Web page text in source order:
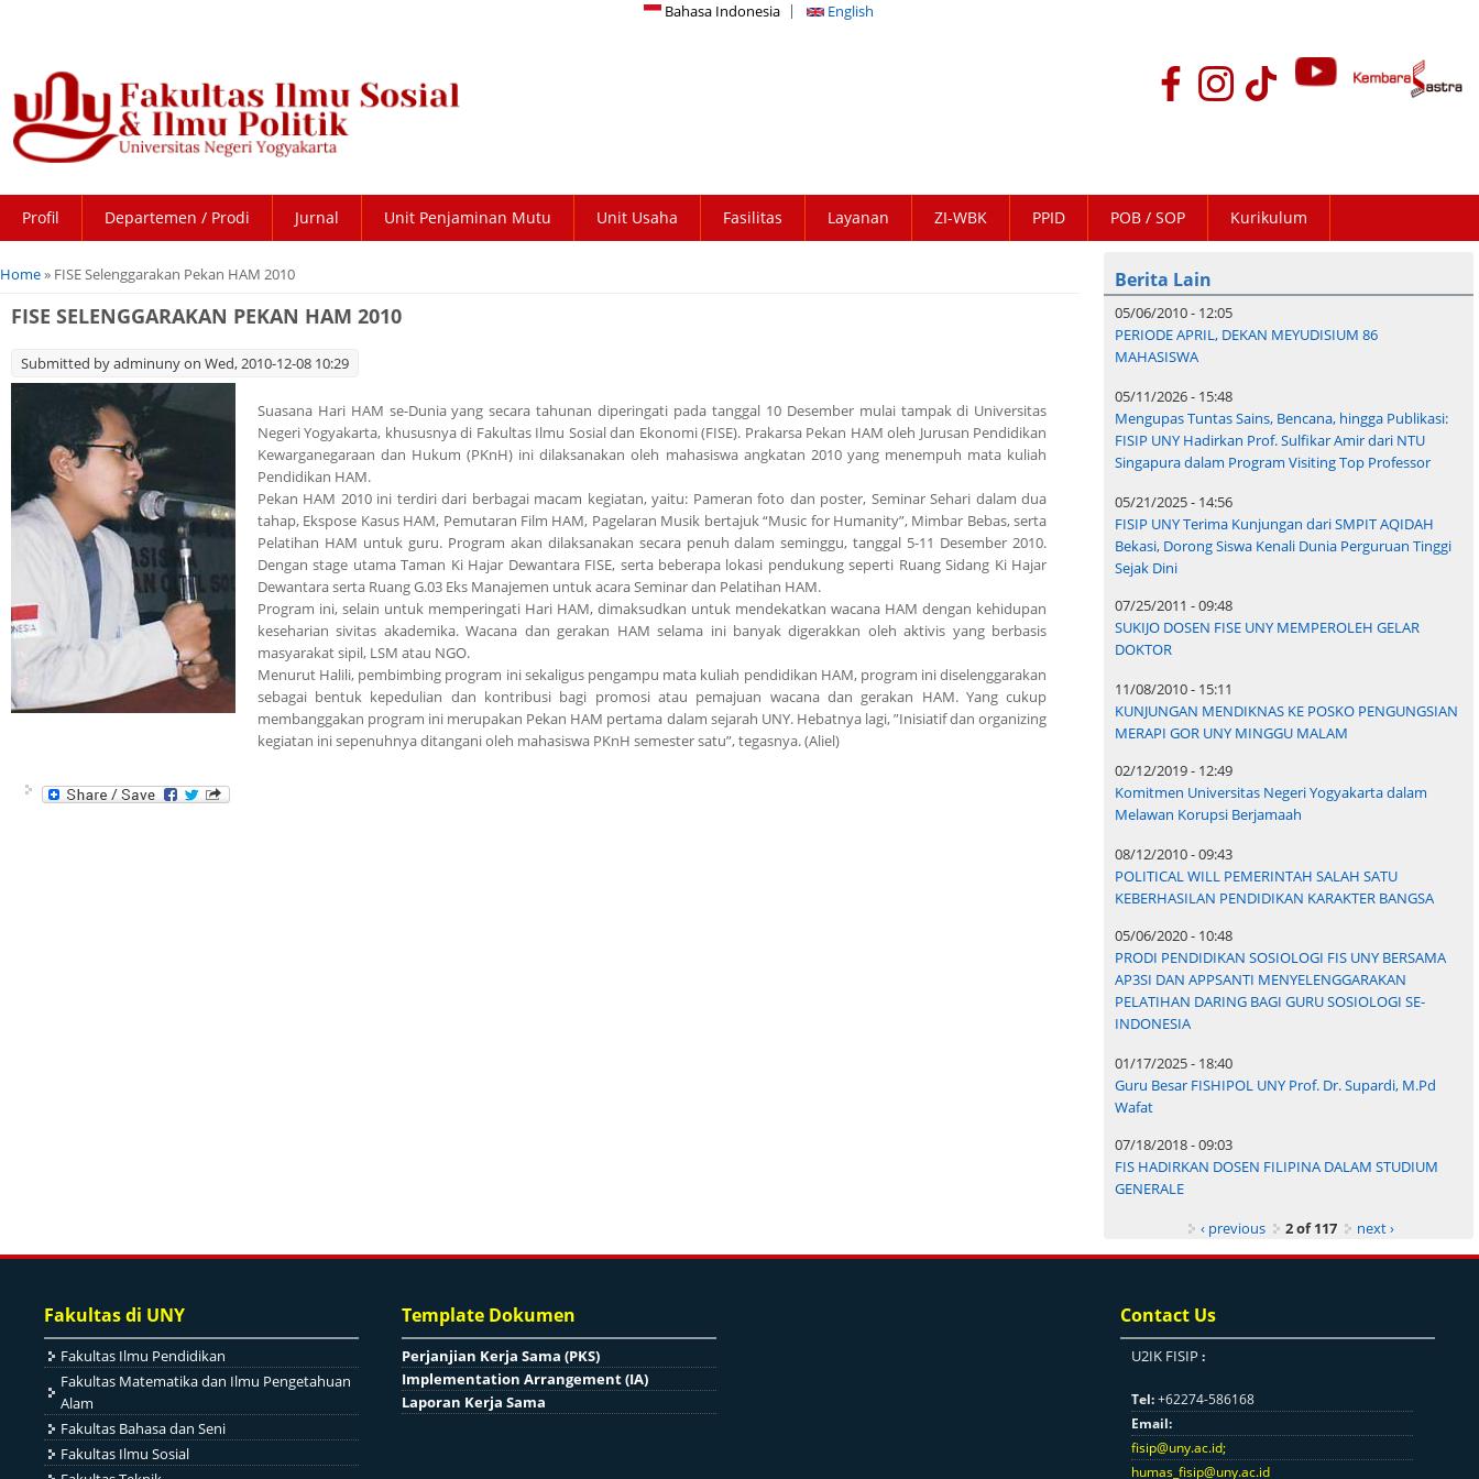
Bahasa Indonesia English
Profil Departemen / Prodi Jurnal Unit Penjaminan Mutu Unit Usaha Fasilitas Layanan ZI-WBK PPID POB / SOP Kurikulum
You are here
Home» FISE Selenggarakan Pekan HAM 2010
FISE SELENGGARAKAN PEKAN HAM 2010
Submitted byadminunyon Wed, 2010-12-08 10:29
Suasana Hari HAM se-Dunia yang secara tahunan diperingati pada tanggal 10 Desember mulai tampak di Universitas
Negeri Yogyakarta, khususnya di Fakultas Ilmu Sosial dan Ekonomi (FISE). Prakarsa Pekan HAM oleh Jurusan Pendidikan
Kewarganegaraan dan Hukum (PKnH) ini dilaksanakan oleh mahasiswa angkatan 2010 yang menempuh mata kuliah
Pendidikan HAM.
Pekan HAM 2010 ini terdiri dari berbagai macam kegiatan, yaitu: Pameran foto dan poster, Seminar Sehari dalam dua
tahap, Ekspose Kasus HAM, Pemutaran Film HAM, Pagelaran Musik bertajuk “Music for Humanity”, Mimbar Bebas, serta
Pelatihan HAM untuk guru. Program akan dilaksanakan secara penuh dalam seminggu, tanggal 5-11 Desember 2010.
Dengan stage utama Taman Ki Hajar Dewantara FISE, serta beberapa lokasi pendukung seperti Ruang Sidang Ki Hajar
Dewantara serta Ruang G.03 Eks Manajemen untuk acara Seminar dan Pelatihan HAM.
Program ini, selain untuk memperingati Hari HAM, dimaksudkan untuk mendekatkan wacana HAM dengan kehidupan
keseharian sivitas akademika. Wacana dan gerakan HAM selama ini banyak digerakkan oleh aktivis yang berbasis
masyarakat sipil, LSM atau NGO.
Menurut Halili, pembimbing program ini sekaligus pengampu mata kuliah pendidikan HAM, program ini diselenggarakan
sebagai bentuk kepedulian dan kontribusi bagi promosi atau pemajuan wacana dan gerakan HAM. Yang cukup
membanggakan program ini merupakan Pekan HAM pertama dalam sejarah UNY. Hebatnya lagi, ”Inisiatif dan organizing
kegiatan ini sepenuhnya ditangani oleh mahasiswa PKnH semester satu”, tegasnya. (Aliel)
Berita Lain
05/06/2010 - 12:05
PERIODE APRIL, DEKAN MEYUDISIUM 86
MAHASISWA
05/11/2026 - 15:48
Mengupas Tuntas Sains, Bencana, hingga Publikasi:
FISIP UNY Hadirkan Prof. Sulfikar Amir dari NTU
Singapura dalam Program Visiting Top Professor
05/21/2025 - 14:56
FISIP UNY Terima Kunjungan dari SMPIT AQIDAH
Bekasi, Dorong Siswa Kenali Dunia Perguruan Tinggi
Sejak Dini
07/25/2011 - 09:48
SUKIJO DOSEN FISE UNY MEMPEROLEH GELAR
DOKTOR
11/08/2010 - 15:11
KUNJUNGAN MENDIKNAS KE POSKO PENGUNGSIAN
MERAPI GOR UNY MINGGU MALAM
02/12/2019 - 12:49
Komitmen Universitas Negeri Yogyakarta dalam
Melawan Korupsi Berjamaah
08/12/2010 - 09:43
POLITICAL WILL PEMERINTAH SALAH SATU
KEBERHASILAN PENDIDIKAN KARAKTER BANGSA
05/06/2020 - 10:48
PRODI PENDIDIKAN SOSIOLOGI FIS UNY BERSAMA
AP3SI DAN APPSANTI MENYELENGGARAKAN
PELATIHAN DARING BAGI GURU SOSIOLOGI SE-
INDONESIA
01/17/2025 - 18:40
Guru Besar FISHIPOL UNY Prof. Dr. Supardi, M.Pd
Wafat
07/18/2018 - 09:03
FIS HADIRKAN DOSEN FILIPINA DALAM STUDIUM
GENERALE
‹ previous
2 of 117 next ›
Fakultas di UNY
Fakultas Ilmu Pendidikan
Fakultas Matematika dan Ilmu Pengetahuan
Alam
Fakultas Bahasa dan Seni
Fakultas Ilmu Sosial
Template Dokumen
Perjanjian Kerja Sama (PKS)
Implementation Arrangement (IA)
Laporan Kerja Sama
Contact Us
U2IK FISIP :
Tel:+62274-586168
Email:
fisip@uny.ac.id;
humas_fisip@uny.ac.id